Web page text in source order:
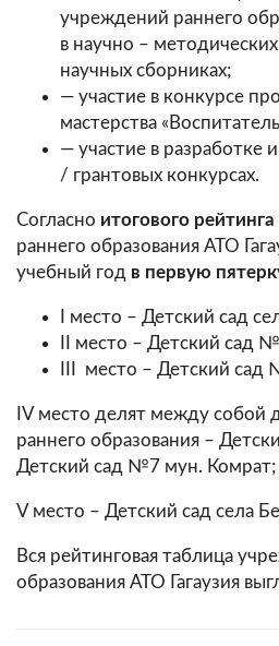
учреждений раннего
в научно –
научных сборниках;
— участие в конкурсе
мастерства
— участие в разработке
/ грантовых конкурсах.
Согласно итогового рейтинга
раннего образования АТО
учебный год в первую
I место – Детский сад
II место – Детский сад
III место – Детский
IV место делят между собой
раннего образования –
Детский сад №7 мун. Комрат;
V место – Детский сад села
Вся рейтинговая таблица
образования АТО Гагаузия